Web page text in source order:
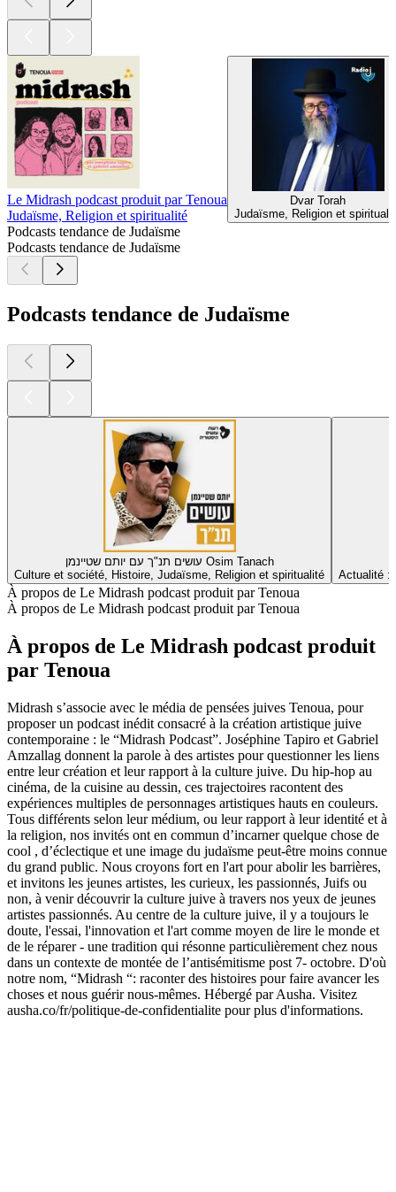
Le Midrash podcast produit par Tenoua
Judaïsme, Religion et spiritualité
Dvar Torah
Judaïsme, Religion et
Podcasts tendance de Judaïsme
Podcasts tendance de Judaïsme
Podcasts tendance de Judaïsme
עושים תנ"ך עם יותם שטיינמן Osim Tanach
Culture et société, Histoire, Judaïsme, Religion et spiritualité
Actualité :
À propos de Le Midrash podcast produit par Tenoua
À propos de Le Midrash podcast produit par Tenoua
À propos de Le Midrash podcast produit
par Tenoua
Midrash s’associe avec le média de pensées juives Tenoua, pour
proposer un podcast inédit consacré à la création artistique juive
contemporaine : le “Midrash Podcast”. Joséphine Tapiro et Gabriel
Amzallag donnent la parole à des artistes pour questionner les liens
entre leur création et leur rapport à la culture juive. Du hip-hop au
cinéma, de la cuisine au dessin, ces trajectoires racontent des
expériences multiples de personnages artistiques hauts en couleurs.
Tous différents selon leur médium, ou leur rapport à leur identité et à
la religion, nos invités ont en commun d’incarner quelque chose de
cool , d’éclectique et une image du judaïsme peut-être moins connue
du grand public. Nous croyons fort en l'art pour abolir les barrières,
et invitons les jeunes artistes, les curieux, les passionnés, Juifs ou
non, à venir découvrir la culture juive à travers nos yeux de jeunes
artistes passionnés. Au centre de la culture juive, il y a toujours le
doute, l'essai, l'innovation et l'art comme moyen de lire le monde et
de le réparer - une tradition qui résonne particulièrement chez nous
dans un contexte de montée de l’antisémitisme post 7- octobre. D'où
notre nom, “Midrash “: raconter des histoires pour faire avancer les
choses et nous guérir nous-mêmes. Hébergé par Ausha. Visitez
ausha.co/fr/politique-de-confidentialite pour plus d'informations.